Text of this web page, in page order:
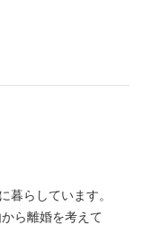
暮らしています。
ら離婚を考えて